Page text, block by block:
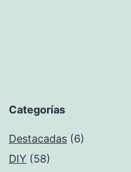
Categorías
Destacadas (6)
DIY (58)